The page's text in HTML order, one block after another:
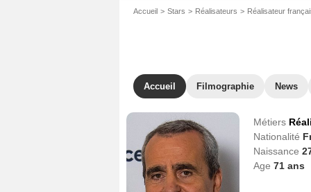
Accueil Stars Réalisateurs Réalisateur
Accueil Filmographie News
Métiers
Nationalité
Naissance
Age 71ans